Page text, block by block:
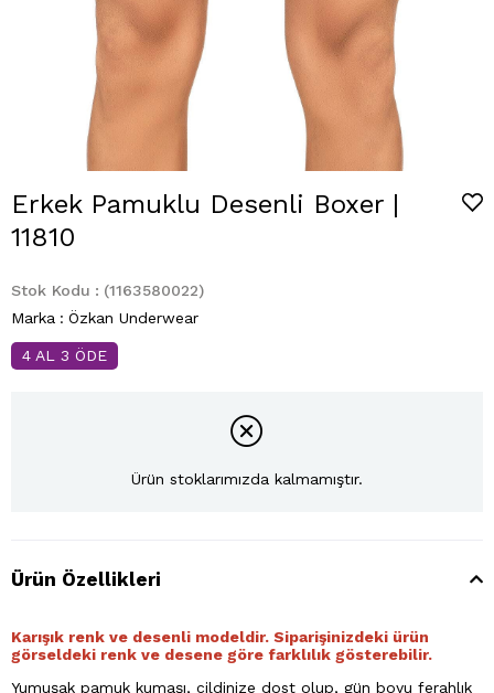
Erkek Pamuklu Desenli Boxer |
11810
Stok Kodu
(1163580022)
Marka : Özkan Underwear
4 AL 3 ÖDE
Ürün stoklarımızda kalmamıştır.
Ürün Özellikleri
Karışık renk ve desenli modeldir. Siparişinizdeki ürün
görseldeki renk ve desene göre farklılık gösterebilir.
Yumuşak pamuk kumaşı, cildinize dost olup, gün boyu ferahlık